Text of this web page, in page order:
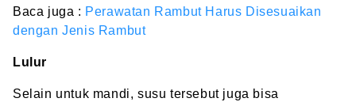
Baca juga : Perawatan Rambut Harus Disesuaikan
dengan Jenis Rambut
Lulur
Selain untuk mandi, susu tersebut juga bisa